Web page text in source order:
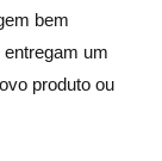
bem
entregam um
produto ou